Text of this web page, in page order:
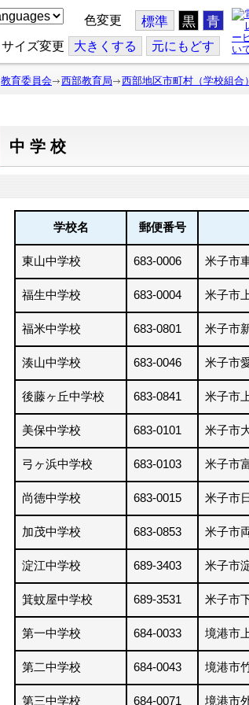
色変更 標準 黒 青
サイズ変更 大きくする 元にもどす
教育委員会 西部教育局 西部地区市町村（学校組合
中学校
学校名 郵便番号
東山中学校 683-0006 米子市
福生中学校 683-0004 米子市
福米中学校 683-0801 米子市
湊山中学校 683-0046 米子市
後藤ヶ丘中学校 683-0841 米子市
美保中学校 683-0101 米子市
弓ヶ浜中学校 683-0103 米子市
尚徳中学校 683-0015 米子市
加茂中学校 683-0853 米子市
淀江中学校 689-3403 米子市
箕蚊屋中学校 689-3531 米子市
第一中学校 684-0033 境港市
第二中学校 684-0043 境港市
第三中学校 684-0071 境港市